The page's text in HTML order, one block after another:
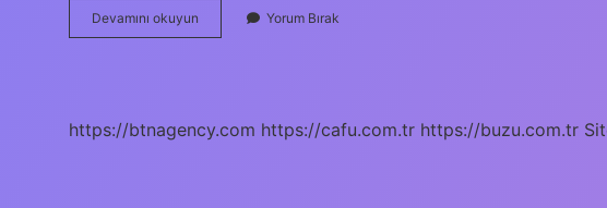
Devamını okuyun
Makinesi
Yorum Bırak
https://btnagency.com https://cafu.com.tr https://buzu.com.tr